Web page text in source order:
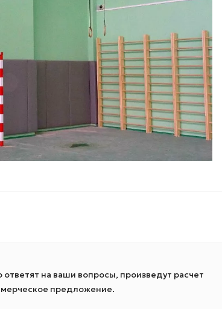
на ваши вопросы, произведут расчет
предложение.